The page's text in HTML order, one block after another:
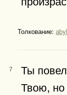
Толкование:
7
Ты
Твою,